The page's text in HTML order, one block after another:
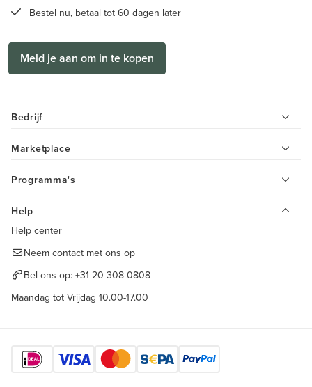
Bestel nu, betaal tot 60 dagen later
Meld je aan om in te kopen
Bedrijf
Marketplace
Programma's
Help
Help center
Neem contact met ons op
Bel ons op: +31 20 308 0808
Maandag tot Vrijdag 10.00-17.00